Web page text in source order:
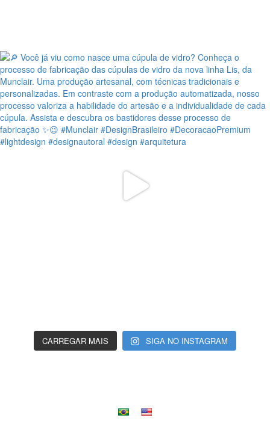
CARREGAR MAIS SIGA NO INSTAGRAM